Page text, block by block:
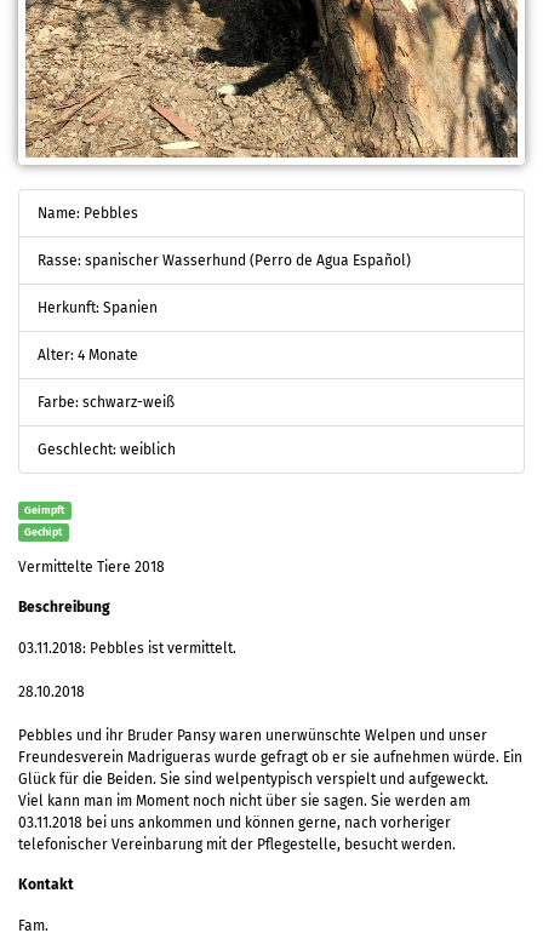
Name: Pebbles
Rasse: spanischer Wasserhund (Perro de Agua Español)
Herkunft: Spanien
Alter: 4 Monate
Farbe: schwarz-weiß
Geschlecht: weiblich
Geimpft
Gechipt
Vermittelte Tiere 2018
Beschreibung
03.11.2018: Pebbles ist vermittelt.
28.10.2018
Pebbles und ihr Bruder Pansy waren unerwünschte Welpen und unser
Freundesverein Madrigueras wurde gefragt ob er sie aufnehmen würde. Ein
Glück für die Beiden. Sie sind welpentypisch verspielt und aufgeweckt.
Viel kann man im Moment noch nicht über sie sagen. Sie werden am
03.11.2018 bei uns ankommen und können gerne, nach vorheriger
telefonischer Vereinbarung mit der Pflegestelle, besucht werden.
Kontakt
Fam.